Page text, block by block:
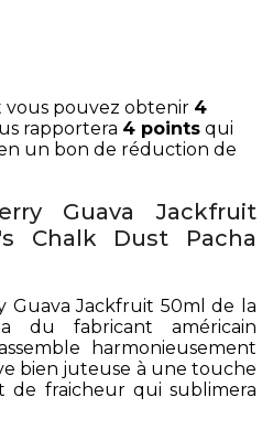
pouvez obtenir 4
rapportera 4 points qui
un bon de réduction de
Guava Jackfruit
Chalk Dust Pacha
Guava Jackfruit 50ml de la
du fabricant américain
harmonieusement
bien juteuse à une touche
fraicheur qui sublimera